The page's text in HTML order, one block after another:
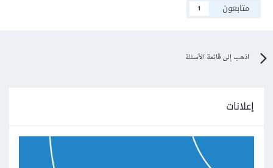
متابعون
1
اذهب إلى قائمة الأسئلة
إعلانات